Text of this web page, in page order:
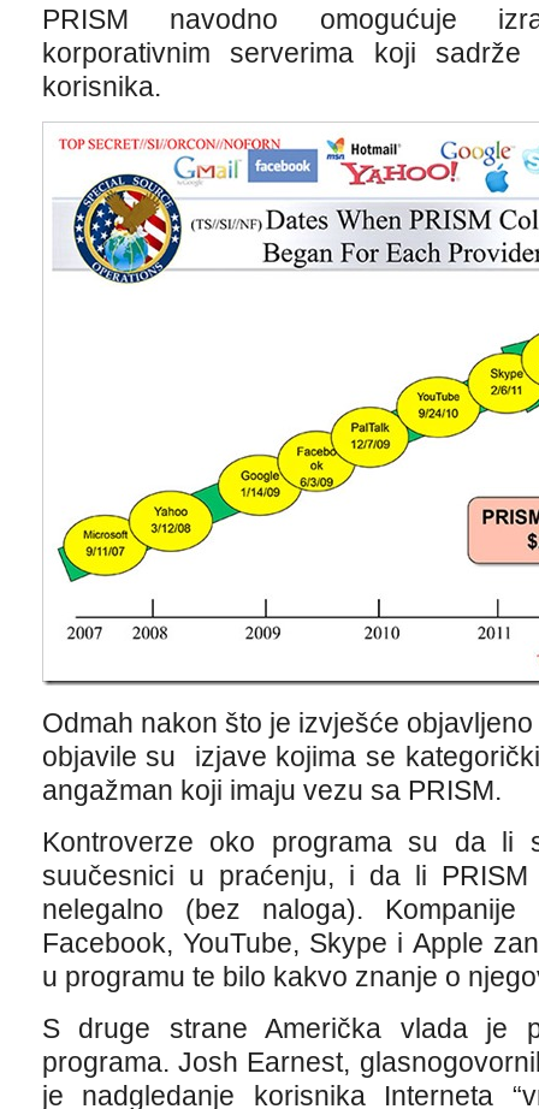
PRISM navodno omogućuje
korporativnim serverima koji
korisnika.
Odmah nakon što je izvješće
objavile su izjave kojima se
angažman koji imaju vezu sa PRISM.
Kontroverze oko programa su da li
suučesnici u praćenju, i da li PRISM
nelegalno (bez naloga). Kompanije
Facebook, YouTube, Skype i Apple
u programu te bilo kakvo znanje o
S druge strane Američka vlada je
programa. Josh Earnest,
je nadgledanje korisnika Interneta